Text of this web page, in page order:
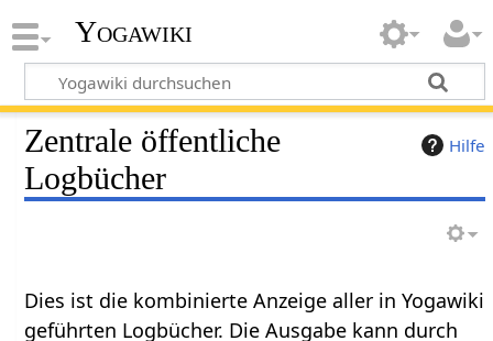
Yogawiki
Hilfe
Zentrale öffentliche
Logbücher
Dies ist die kombinierte Anzeige aller in Yogawiki
geführten Logbücher. Die Ausgabe kann durch